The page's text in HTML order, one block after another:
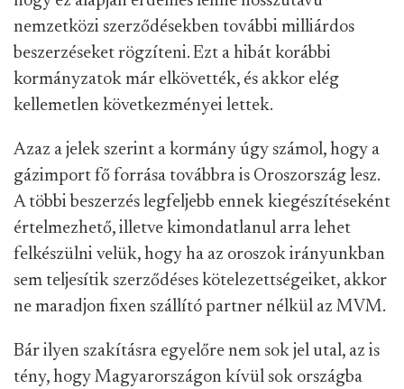
nemzetközi szerződésekben további milliárdos
beszerzéseket rögzíteni. Ezt a hibát korábbi
kormányzatok már elkövették, és akkor elég
kellemetlen következményei lettek.
Azaz a jelek szerint a kormány úgy számol, hogy a
gázimport fő forrása továbbra is Oroszország lesz.
A többi beszerzés legfeljebb ennek kiegészítéseként
értelmezhető, illetve kimondatlanul arra lehet
felkészülni velük, hogy ha az oroszok irányunkban
sem teljesítik szerződéses kötelezettségeiket, akkor
ne maradjon fixen szállító partner nélkül az MVM.
Bár ilyen szakításra egyelőre nem sok jel utal, az is
tény, hogy Magyarországon kívül sok országba